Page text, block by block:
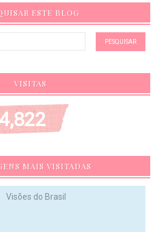
ESTE BLOG
VISITAS
MAIS VISITADAS
Visões do Brasil